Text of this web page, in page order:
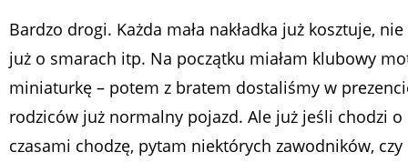
Bardzo drogi. Każda mała nakładka już kosztuje,
już o smarach itp. Na początku miałam klubowy
miniaturkę – potem z bratem dostaliśmy w
rodziców już normalny pojazd. Ale już jeśli chodzi
czasami chodzę, pytam niektórych zawodników,